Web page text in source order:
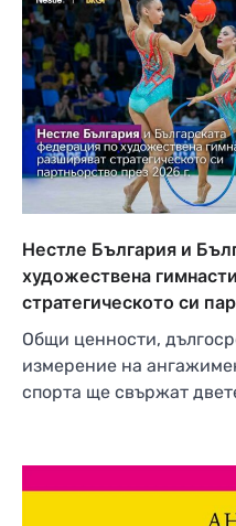
Нестле България и
художествена
стратегическото си
Общи ценности,
измерение на
спорта ще свържат